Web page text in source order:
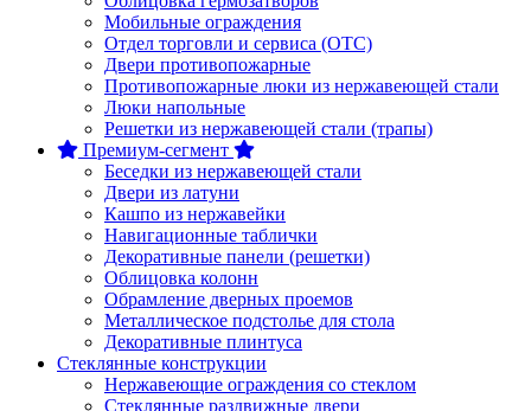
Мобильные ограждения
Отдел торговли и сервиса (ОТС)
Двери противопожарные
Противопожарные люки из нержавеющей стали
Люки напольные
Решетки из нержавеющей стали (трапы)
Премиум-сегмент
Беседки из нержавеющей стали
Двери из латуни
Кашпо из нержавейки
Навигационные таблички
Декоративные панели (решетки)
Облицовка колонн
Обрамление дверных проемов
Металлическое подстолье для стола
Декоративные плинтуса
Стеклянные конструкции
Нержавеющие ограждения со стеклом
Стеклянные раздвижные двери